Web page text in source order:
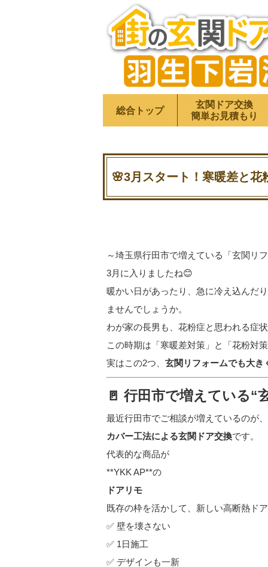
総合トップ
玄関ドア交換
簡単お見積もり
🌸3月スタート！寒暖差と
～埼玉県行田市で増えている「玄関リ
3月に入りましたね😊
暖かい日があったり、急に冷え込んだ
ませんでしょうか。
わが家の長男も、花粉症と思われる症
この時期は「寒暖差対策」と「花粉対
実はこの2つ、 玄関リフォームでも大き
🚪 行田市で増えている“
最近行田市でご相談が増えているのが、
カバー工法による玄関ドア交換です。
代表的な商品が
**YKK AP**の
ドアリモ
既存の枠を活かして、新しい高断熱ド
✅ 壁を壊さない
✅ 1日施工
✅ デザインも一新